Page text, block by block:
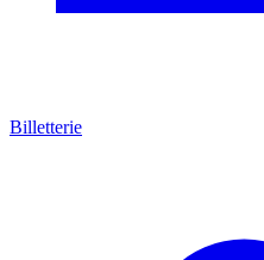
Billetterie